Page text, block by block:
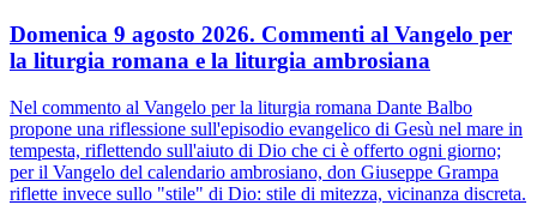
Domenica 9 agosto 2026. Commenti al Vangelo per
la liturgia romana e la liturgia ambrosiana
Nel commento al Vangelo per la liturgia romana Dante Balbo
propone una riflessione sull'episodio evangelico di Gesù nel mare in
tempesta, riflettendo sull'aiuto di Dio che ci è offerto ogni giorno;
per il Vangelo del calendario ambrosiano, don Giuseppe Grampa
riflette invece sullo "stile" di Dio: stile di mitezza, vicinanza discreta.